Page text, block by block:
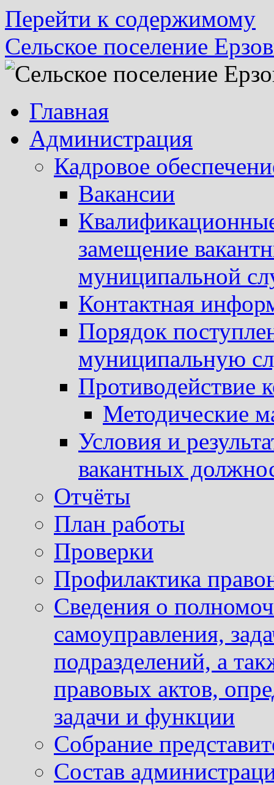
Перейти к содержимому
Сельское поселение
Главная
Администрация
Кадровое
Вакансии
замещение
муниципальной
Контактная
Порядок
муниципальную
Противодействие
Методические
Условия и
вакантных
Отчёты
План работы
Проверки
Профилактика
Сведения о
самоуправления,
подразделений, а
правовых актов,
задачи и функции
Собрание
Состав